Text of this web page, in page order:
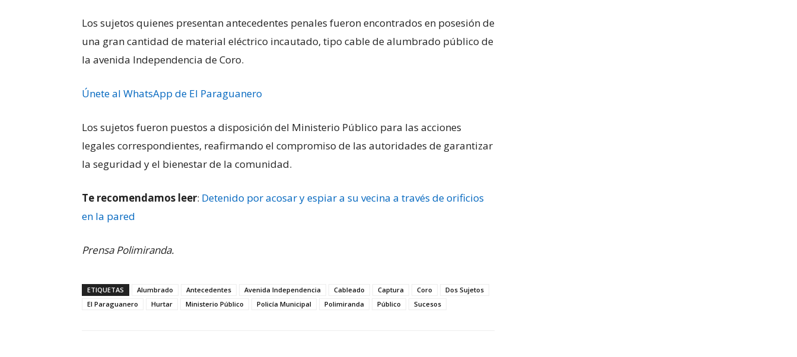
Los sujetos quienes presentan antecedentes penales fueron encontrados en posesión de
una gran cantidad de material eléctrico incautado, tipo cable de alumbrado público de
la avenida Independencia de Coro.
Únete al WhatsApp de El Paraguanero
Los sujetos fueron puestos a disposición del Ministerio Público para las acciones
legales correspondientes, reafirmando el compromiso de las autoridades de garantizar
la seguridad y el bienestar de la comunidad.
Te recomendamos leer: Detenido por acosar y espiar a su vecina a través de orificios
en la pared
Prensa Polimiranda.
ETIQUETAS Alumbrado Antecedentes Avenida Independencia Cableado Captura Coro
Dos Sujetos
El Paraguanero
Hurtar Ministerio Público Policía Municipal Polimiranda Público Sucesos